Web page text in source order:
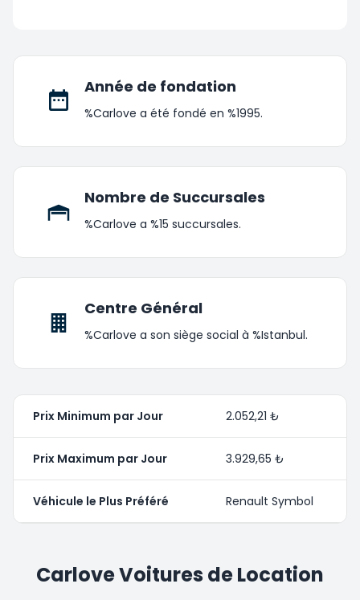
Année de fondation
%Carlove a été fondé en %1995.
Nombre de Succursales
%Carlove a %15 succursales.
Centre Général
%Carlove a son siège social à %Istanbul.
Prix Minimum par Jour 2.052,21 ₺
Prix Maximum par Jour 3.929,65 ₺
Véhicule le Plus Préféré Renault Symbol
Carlove Voitures de Location